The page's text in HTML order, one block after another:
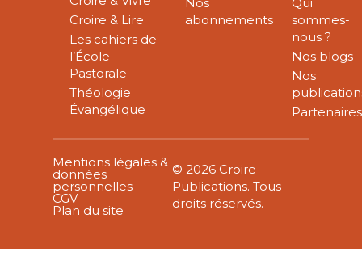
Croire & Lire
Les cahiers de
l’École
Pastorale
Théologie
Évangélique
Nos
abonnements
Qui
sommes-
nous ?
Nos blogs
Nos
Partenaires
Mentions légales &
données
personnelles
CGV
Plan du site
© 2026 Croire-
Publications. Tous
droits réservés.